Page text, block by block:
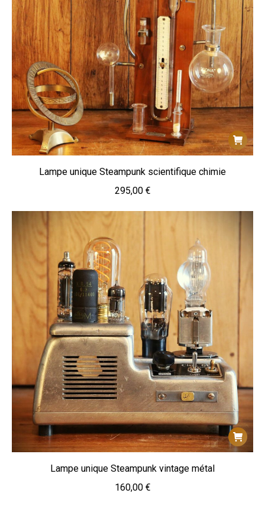
Lampe unique Steampunk scientifique chimie
295,00 €
Lampe unique Steampunk vintage métal
160,00 €